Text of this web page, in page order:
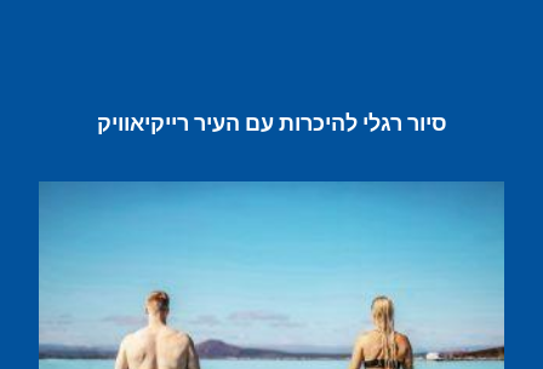
סיור רגלי להיכרות עם העיר רייקיאוויק